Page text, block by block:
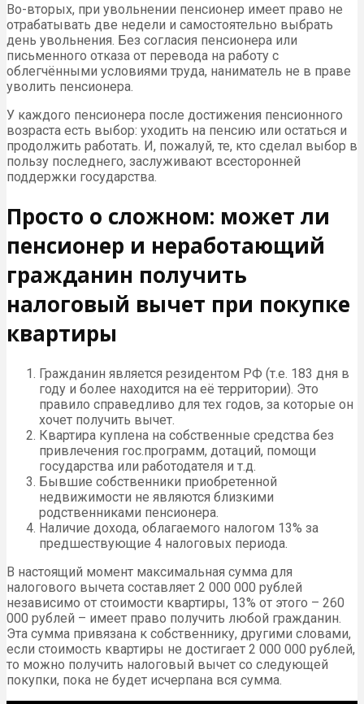
Во-вторых, при увольнении пенсионер имеет право не
отрабатывать две недели и самостоятельно выбрать
день увольнения. Без согласия пенсионера или
письменного отказа от перевода на работу с
облегчёнными условиями труда, наниматель не в праве
уволить пенсионера.
У каждого пенсионера после достижения пенсионного
возраста есть выбор: уходить на пенсию или остаться и
продолжить работать. И, пожалуй, те, кто сделал выбор в
пользу последнего, заслуживают всесторонней
поддержки государства.
Просто о сложном: может ли
пенсионер и неработающий
гражданин получить
налоговый вычет при покупке
квартиры
Гражданин является резидентом РФ (т.е. 183 дня в
году и более находится на её территории). Это
правило справедливо для тех годов, за которые он
хочет получить вычет.
Квартира куплена на собственные средства без
привлечения гос.программ, дотаций, помощи
государства или работодателя и т.д.
Бывшие собственники приобретенной
недвижимости не являются близкими
родственниками пенсионера.
Наличие дохода, облагаемого налогом 13% за
предшествующие 4 налоговых периода.
В настоящий момент максимальная сумма для
налогового вычета составляет 2 000 000 рублей
независимо от стоимости квартиры, 13% от этого – 260
000 рублей – имеет право получить любой гражданин.
Эта сумма привязана к собственнику, другими словами,
если стоимость квартиры не достигает 2 000 000 рублей,
то можно получить налоговый вычет со следующей
покупки, пока не будет исчерпана вся сумма.